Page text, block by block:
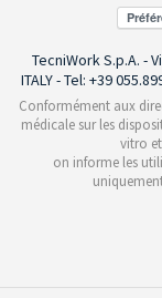
TecniWork S.p.A. -
ITALY - Tel: +39
Conformément aux
médicale sur les
vitro
on informe les